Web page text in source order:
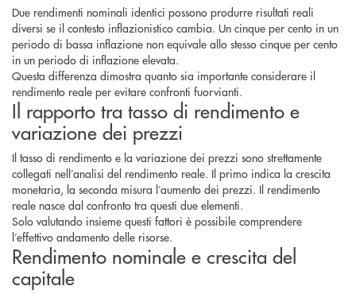
Due rendimenti nominali identici possono produrre risultati reali
diversi se il contesto inflazionistico cambia. Un cinque per cento in un
periodo di bassa inflazione non equivale allo stesso cinque per cento
in un periodo di inflazione elevata.
Questa differenza dimostra quanto sia importante considerare il
rendimento reale per evitare confronti fuorvianti.
Il rapporto tra tasso di rendimento e
variazione dei prezzi
Il tasso di rendimento e la variazione dei prezzi sono strettamente
collegati nell’analisi del rendimento reale. Il primo indica la crescita
monetaria, la seconda misura l’aumento dei prezzi. Il rendimento
reale nasce dal confronto tra questi due elementi.
Solo valutando insieme questi fattori è possibile comprendere
l’effettivo andamento delle risorse.
Rendimento nominale e crescita del
capitale